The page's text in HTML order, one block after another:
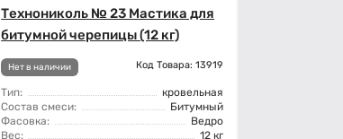
Технониколь № 23 Мастика для
битумной черепицы (12 кг)
Нет в наличии Код Товара: 13919
Тип:
кровельная
Состав смеси:
Битумный
Фасовка:
Ведро
Вес:
12 кг